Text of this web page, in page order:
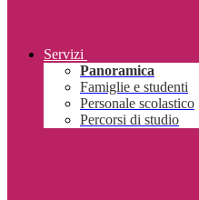
Servizi
Panoramica
Famiglie e studenti
Personale scolastico
Percorsi di studio